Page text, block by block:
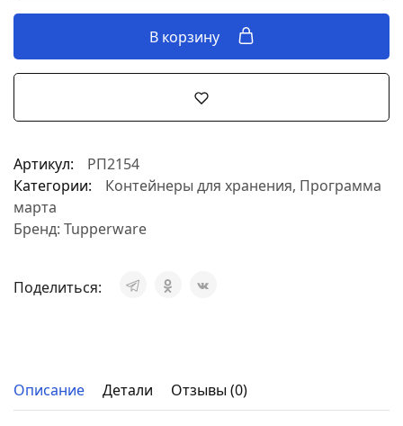
В корзину
Артикул:
РП2154
Категории:
Контейнеры для хранения, Программа
марта
Бренд: Tupperware
Поделиться:
Описание Детали Отзывы (0)